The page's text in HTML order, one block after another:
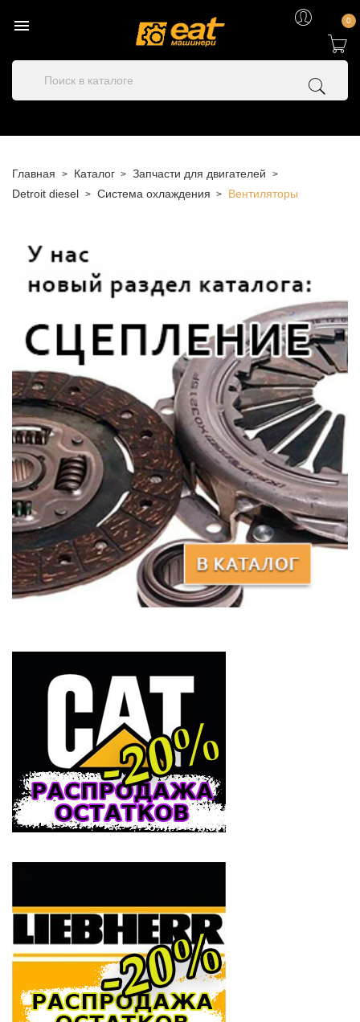
 0
Главная Каталог
Запчасти для двигателей
Detroit diesel
Система охлаждения Вентиляторы